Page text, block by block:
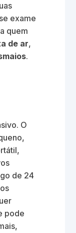
exame
quem
de ar,
.
O
de 24
pode